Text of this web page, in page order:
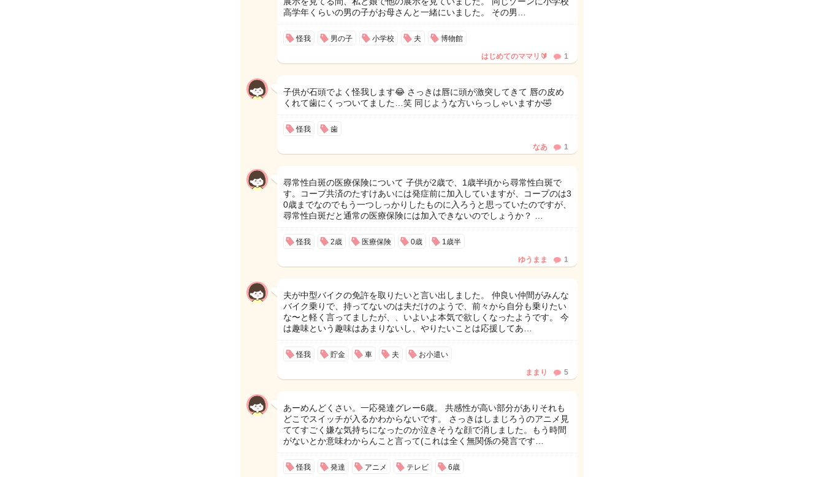
高学年くらいの男の子がお母さんと一緒にいました。 その男…
怪我 男の子 小学校 夫 博物館
はじめてのママリ🔰 1
子供が石頭でよく怪我します😂 さっきは唇に頭が激突してきて 唇の皮め
くれて歯にくっついてました…笑 同じような方いらっしゃいますか🤣
怪我 歯
なあ 1
尋常性白斑の医療保険について 子供が2歳で、1歳半頃から尋常性白斑で
す。コープ共済のたすけあいには発症前に加入していますが、コープのは3
0歳までなのでもう一つしっかりしたものに入ろうと思っていたのですが、
尋常性白斑だと通常の医療保険には加入できないのでしょうか？ …
怪我 2歳 医療保険 0歳 1歳半
ゆうまま 1
夫が中型バイクの免許を取りたいと言い出しました。 仲良い仲間がみんな
バイク乗りで、持ってないのは夫だけのようで、前々から自分も乗りたい
な〜と軽く言ってましたが、、いよいよ本気で欲しくなったようです。 今
は趣味という趣味はあまりないし、やりたいことは応援してあ…
怪我 貯金 車 夫 お小遣い
ままり 5
あーめんどくさい。一応発達グレー6歳。 共感性が高い部分がありそれも
どこでスイッチが入るかわからないです。 さっきはしまじろうのアニメ見
ててすごく嫌な気持ちになったのか泣きそうな顔で消しました。もう時間
がないとか意味わからんこと言って(これは全く無関係の発言です…
怪我 発達 アニメ テレビ 6歳